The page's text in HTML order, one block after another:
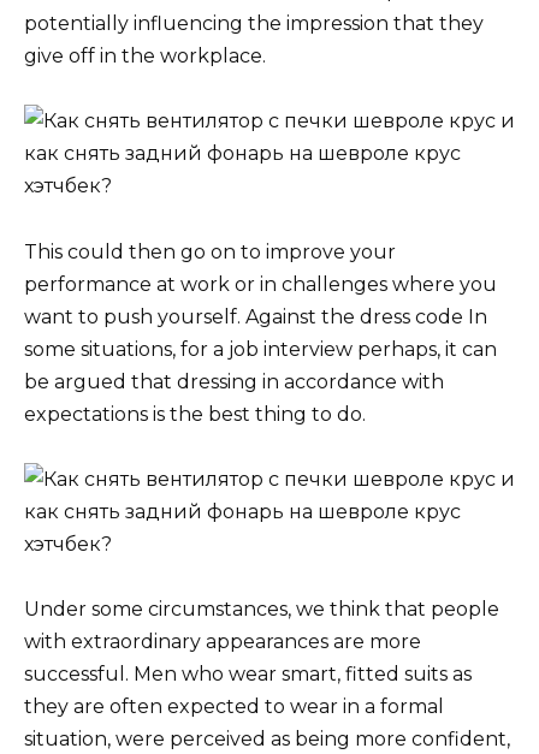
potentially influencing the impression that they
give off in the workplace.
This could then go on to improve your
performance at work or in challenges where you
want to push yourself. Against the dress code In
some situations, for a job interview perhaps, it can
be argued that dressing in accordance with
expectations is the best thing to do.
Under some circumstances, we think that people
with extraordinary appearances are more
successful. Men who wear smart, fitted suits as
they are often expected to wear in a formal
situation, were perceived as being more confident,